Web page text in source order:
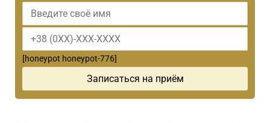
[honeypot honeypot-776]